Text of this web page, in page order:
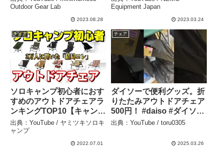
ェア デザイン優秀！キャ
ンプギア ソロキャンプ
minimum365 Outdoor
Gear Lab
Outdoor Gear Lab
2023.08.28
Reclining Camp Chair –
NEMO Equipment Japan
Equipment Japan
2023.03.24
チェア
ソロキャンプ初心者におす
すめのアウトドアチェアラ
ンキングTOP10【キャンプ
道具】 – ヤミツキソロキャ
ンプ
出典：YouTube / ヤミツキソロキ
ャンプ
2022.07.01
チェア
ダイソーで便利グッズ。折
りたたみアウトドアチェア
500円！ #daiso #ダイソー
#百均 #便利グッズ #便利ア
#youtubeshorts #shorts
出典：YouTube / toru0305
2025.03.26